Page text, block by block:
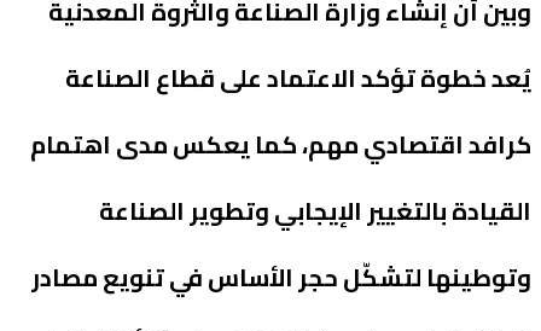
وبين أن إنشاء وزارة الصناعة والثروة المعدنية
يُعد خطوة تؤكد الاعتماد على قطاع الصناعة
كرافد اقتصادي مهم، كما يعكس مدى اهتمام
القيادة بالتغيير الإيجابي وتطوير الصناعة
وتوطينها لتشكّل حجر الأساس في تنويع مصادر